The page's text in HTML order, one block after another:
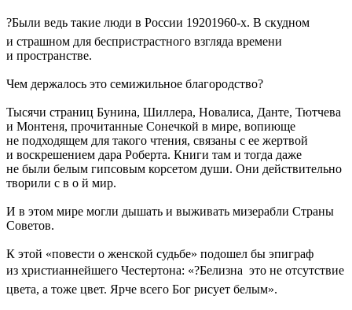
?Были ведь такие люди в России 19201960-х. В скудном
и страшном для беспристрастного взгляда времени
и пространстве.
Чем держалось это семижильное благородство?
Тысячи страниц Бунина, Шиллера, Новалиса, Данте, Тютчева
и Монтеня, прочитанные Сонечкой в мире, вопиюще
не подходящем для такого чтения, связаны с ее жертвой
и воскрешением дара Роберта. Книги там и тогда даже
не были белым гипсовым корсетом души. Они действительно
творили с в о й мир.
И в этом мире могли дышать и выживать мизерабли Страны
Советов.
К этой «повести о женской судьбе» подошел бы эпиграф
из христианнейшего Честертона: «?Белизна  это не отсутствие
цвета, а тоже цвет. Ярче всего Бог рисует белым».